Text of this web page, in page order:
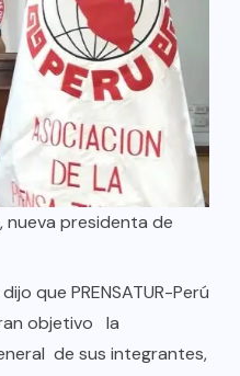
nueva presidenta de
que PRENSATUR-Perú
objetivo la
de sus integrantes,